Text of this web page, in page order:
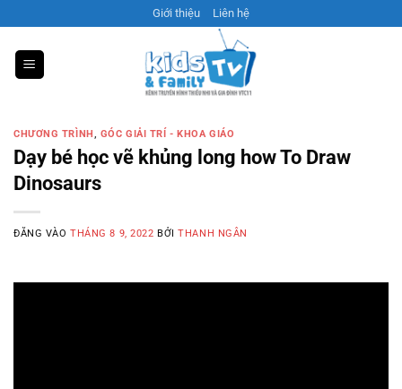
qua
nội
dung
Giới thiệu Liên hệ
CHƯƠNG TRÌNH, GÓC GIẢI TRÍ - KHOA GIÁO
Dạy bé học vẽ khủng long how To Draw
Dinosaurs
ĐĂNG VÀOTHÁNG 8 9, 2022 BỞITHANH NGÂN